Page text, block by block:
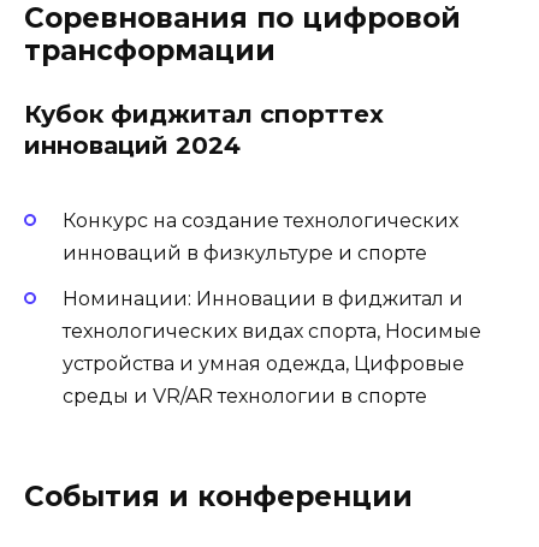
Соревнования по цифровой
трансформации
Кубок фиджитал спорттех
инноваций 2024
Конкурс на создание технологических
инноваций в физкультуре и спорте
Номинации: Инновации в фиджитал и
технологических видах спорта, Носимые
устройства и умная одежда, Цифровые
среды и VR/AR технологии в спорте
События и конференции